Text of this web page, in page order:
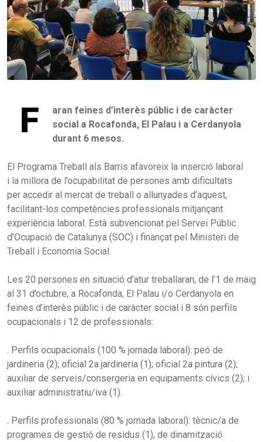
F
aran feines d’interès públic i de caràcter
social a Rocafonda, El Palau i a Cerdanyola
durant 6 mesos.
El Programa Treball als Barris afavoreix la inserció laboral
i la millora de l’ocupabilitat de persones amb dificultats
per accedir al mercat de treball o allunyades d’aquest,
facilitant-los competències professionals mitjançant
experiència laboral. Està subvencionat pel Servei Públic
d’Ocupació de Catalunya (SOC) i finançat pel Ministeri de
Treball i Economia Social.
Les 20 persones en situació d’atur treballaran, de l’1 de maig
al 31 d’octubre, a Rocafonda, El Palau i/o Cerdanyola en
feines d’interès públic i de caràcter social i 8 són perfils
ocupacionals i 12 de professionals:
. Perfils ocupacionals (100 % jornada laboral): peó de
jardineria (2); oficial 2a jardineria (1); oficial 2a pintura (2);
auxiliar de serveis/consergeria en equipaments cívics (2); i
auxiliar administratiu/iva (1).
. Perfils professionals (80 % jornada laboral): tècnic/a de
programes de gestió de residus (1), de dinamització